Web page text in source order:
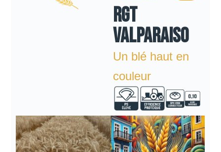
RGT
VALPARAISO
Un blé haut en
couleur